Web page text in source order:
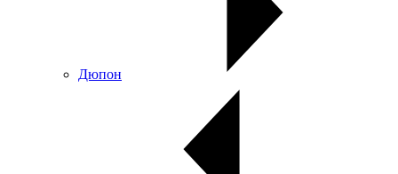
Дюпон